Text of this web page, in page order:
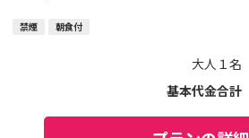
禁煙 朝食付
大人１名
基本代金合計